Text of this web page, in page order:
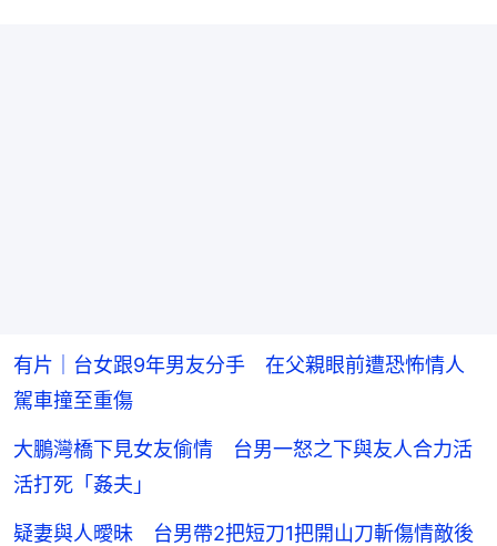
有片｜台女跟9年男友分手 在父親眼前遭恐怖情人
駕車撞至重傷
大鵬灣橋下見女友偷情 台男一怒之下與友人合力活
活打死「姦夫」
疑妻與人曖昧 台男帶2把短刀1把開山刀斬傷情敵後